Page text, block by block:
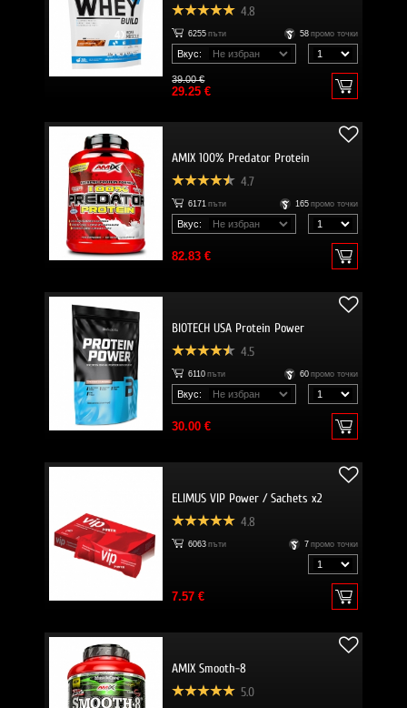
4.8
6255 пъти 58 промо точки
Вкус:
39.00 €
29.25 €
AMIX 100% Predator Protein
4.7
6171 пъти 165 промо точки
Вкус:
82.83 €
BIOTECH USA Protein Power
4.5
6110 пъти 60 промо точки
Вкус:
30.00 €
ELIMUS VIP Power / Sachets x2
4.8
6063 пъти 7 промо точки
7.57 €
AMIX Smooth-8
5.0